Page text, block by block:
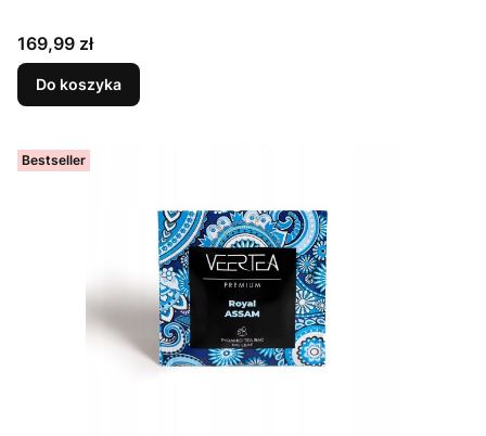
Cena
169,99 zł
Do koszyka
Bestseller